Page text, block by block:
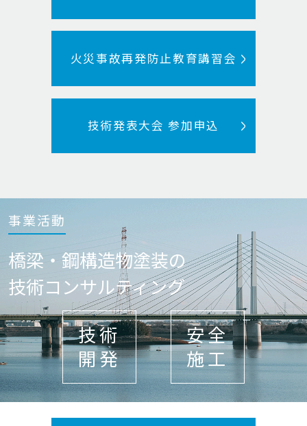
火災事故再発防止教育講習会
技術発表大会 参加申込
事業活動
橋梁・鋼構造物塗装の
技術コンサルティング
技術
開発
安全
施工